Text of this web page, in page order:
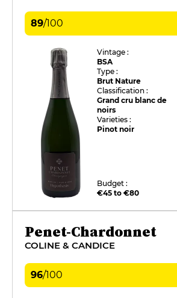
89/100
Vintage :
BSA
Type :
Brut Nature
Classification :
Grand cru blanc de
noirs
Varieties :
Pinot noir
Budget :
€45 to €80
Penet-Chardonnet
COLINE & CANDICE
96/100